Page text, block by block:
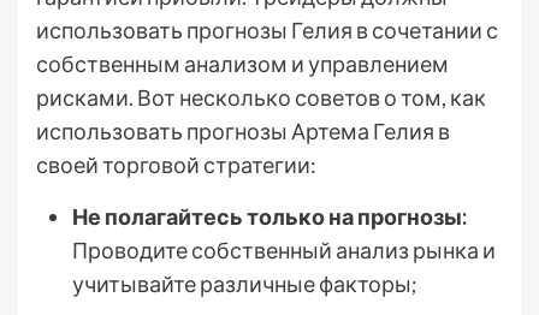
использовать прогнозы Гелия в сочетании с
собственным анализом и управлением
рисками. Вот несколько советов о том, как
использовать прогнозы Артема Гелия в
своей торговой стратегии:
Не полагайтесь только на прогнозы:
Проводите собственный анализ рынка и
учитывайте различные факторы;